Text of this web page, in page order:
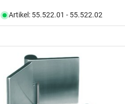
Artikel: 55.522.01 - 55.522.02